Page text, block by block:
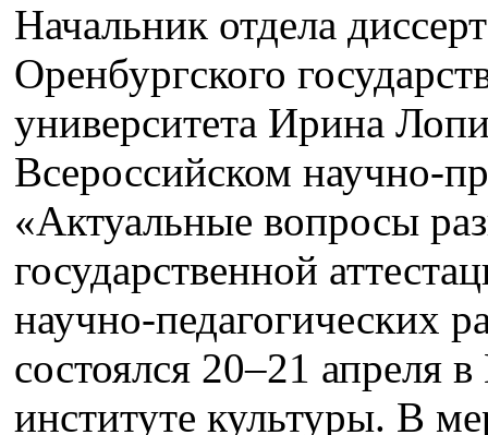
Начальник отдела
Оренбургского
университета Ирина
Всероссийском
«Актуальные вопросы
государственной
научно‑педагогических
состоялся 20–21 апреля
институте культуры. В